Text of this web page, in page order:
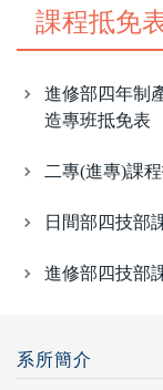
課程抵免
進修部四年制
造專班抵免表
二專(進專)課
日間部四技部
進修部四技部
系所簡介